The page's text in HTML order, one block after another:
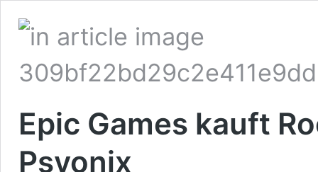
Epic Games kauft
Psyonix